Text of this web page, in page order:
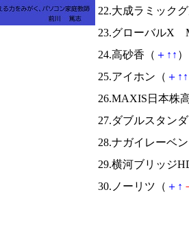
22.大成ラミック
23.グローバルX
24.高砂香（ ＋ ↑ ↑
25.アイホン（ ＋ ↑ ↑
26.MAXIS日本株
27.ダブルスタン
28.ナガイレーベ
29.横河ブリッジ
30.ノーリツ（ ＋ ↑